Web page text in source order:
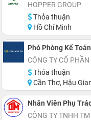
HOPPER GROUP
Thỏa thuận
Hồ Chí Minh
Phó Phòng Kế Toán
CÔNG TY CỔ
Thỏa thuận
Cần Thơ, Hậu
Nhân Viên Phụ
CÔNG TY TNHH